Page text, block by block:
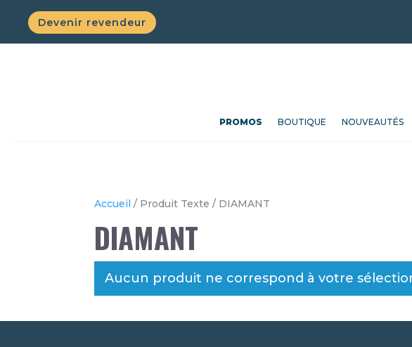
Devenir revendeur
PROMOS BOUTIQUE NOUVEAUTÉS
Accueil / Produit Texte / DIAMANT
DIAMANT
Aucun produit ne correspond à votre